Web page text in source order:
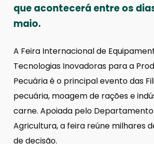
que acontecerá entre os
maio.
A Feira Internacional de
Tecnologias Inovadoras para a
Pecuária é o principal evento das
pecuária, moagem de rações e
carne. Apoiada pelo
Agricultura, a feira reúne milhares
de decisão.